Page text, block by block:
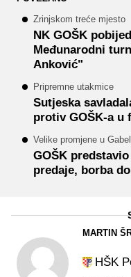
Zrinjskom treće mjesto
NK GOŠK
Međunarodni
Anković"
Pripremne utakmice
Sutjeska
protiv GOŠK-a u
Velike promjene u
GOŠK
predaje, borba
MARTIN
HŠK